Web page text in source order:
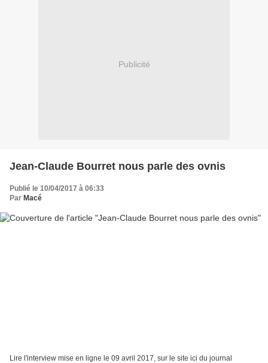
Publicité
Jean-Claude Bourret nous parle des ovnis
Publié le 10/04/2017 à 06:33
Par Macé
Lire l'interview mise en ligne le 09 avril 2017, sur le site ici du journal